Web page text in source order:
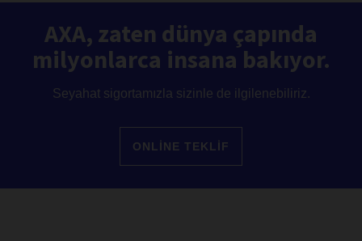
AXA, zaten dünya çapında
milyonlarca insana bakıyor.
Seyahat sigortamızla sizinle de ilgilenebiliriz.
ONLİNE TEKLİF